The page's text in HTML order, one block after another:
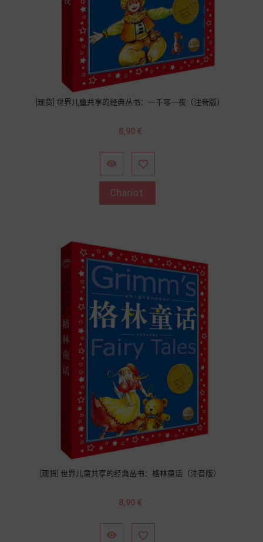
[现货] 世界儿童共享的经典丛书：一千零一夜（注音版）
Prix
8,90 €
 
Chariot
[现货] 世界儿童共享的经典丛书：格林童话（注音版）
Prix
8,90 €
 